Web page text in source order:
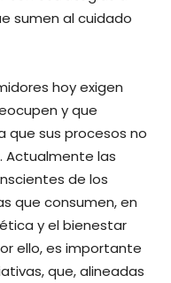
sumen al cuidado
hoy exigen
y que
que sus procesos no
Actualmente las
de los
que consumen, en
y el bienestar
ello, es importante
que, alineadas